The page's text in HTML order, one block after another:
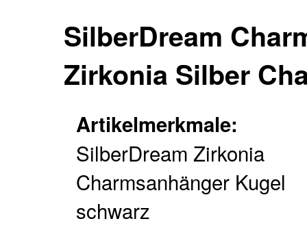
SilberDream
Zirkonia Silber
Artikelmerkmale:
SilberDream Zirkonia
Charmsanhänger Kugel
schwarz